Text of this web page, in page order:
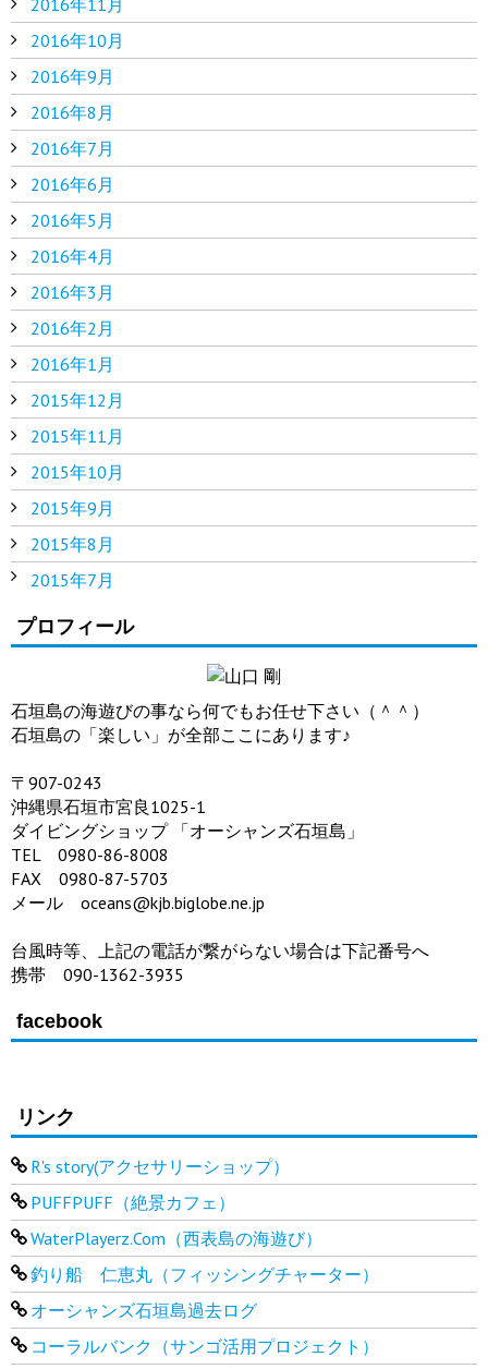
2016年10月
2016年9月
2016年8月
2016年7月
2016年6月
2016年5月
2016年4月
2016年3月
2016年2月
2016年1月
2015年12月
2015年11月
2015年10月
2015年9月
2015年8月
2015年7月
プロフィール
石垣島の海遊びの事なら何でもお任せ下さい（＾＾）
石垣島の「楽しい」が全部ここにあります♪
〒907-0243
沖縄県石垣市宮良1025-1
ダイビングショップ 「オーシャンズ石垣島」
TEL 0980-86-8008
FAX 0980-87-5703
メール oceans@kjb.biglobe.ne.jp
台風時等、上記の電話が繋がらない場合は下記番号へ
携帯 090-1362-3935
facebook
リンク
R's story(アクセサリーショップ）
PUFFPUFF（絶景カフェ）
WaterPlayerz.Com（西表島の海遊び）
釣り船 仁恵丸（フィッシングチャーター）
オーシャンズ石垣島過去ログ
コーラルバンク（サンゴ活用プロジェクト）